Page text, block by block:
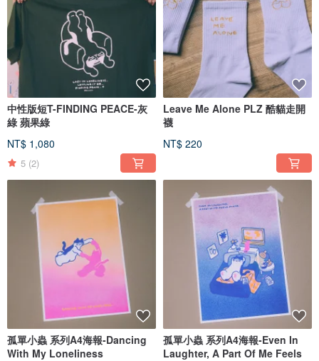
中性版短T-FINDING PEACE-灰
綠 蘋果綠
NT$ 1,080
5 (2)
Leave Me Alone PLZ 酷貓走開
襪
NT$ 220
孤單小蟲 系列A4海報-Dancing
With My Loneliness
孤單小蟲 系列A4海報-Even In
Laughter, A Part Of Me Feels